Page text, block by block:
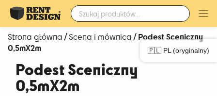
Szukaj:
🇵🇱 PL (oryginalny)
Strona główna/Scena i mównica/ Podest Sceniczny
0,5mX2m
Podest Sceniczny
0,5mX2m